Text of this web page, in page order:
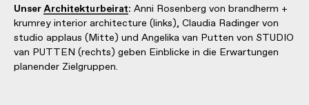
UnserArchitekturbeirat: Anni Rosenberg von brandherm +
krumrey interior architecture (links), Claudia Radinger von
studio applaus (Mitte) und Angelika van Putten von STUDIO
van PUTTEN (rechts) geben Einblicke in die Erwartungen
planender Zielgruppen.